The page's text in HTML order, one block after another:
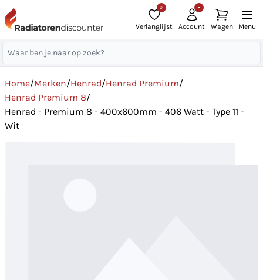
0
Verlanglijst Account Wagen Menu
Home/Merken/Henrad/Henrad Premium/
Henrad Premium 8/
Henrad - Premium 8 - 400x600mm - 406 Watt - Type 11 -
Wit